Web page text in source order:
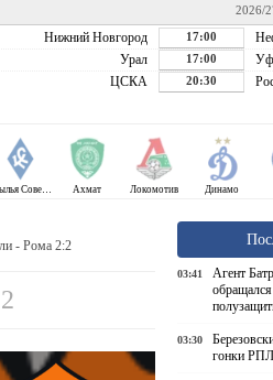
2026/
Нижний Новгород 17:00
Урал 17:00
ЦСКА 20:30
Крылья Советов Ахмат Локомотив Динамо
- Рома 2:2
03:41
Агент
03:30
гонки РПЛ